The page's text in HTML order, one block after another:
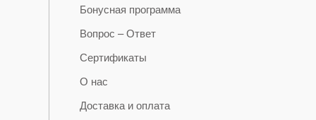
Бонусная программа
Вопрос – Ответ
Сертификаты
О нас
Доставка и оплата